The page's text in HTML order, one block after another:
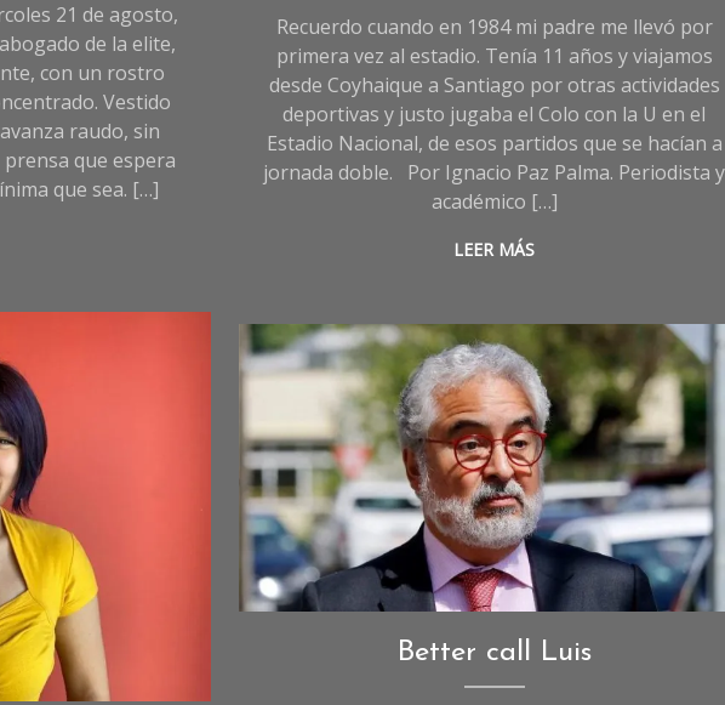
21 de agosto,
de la elite,
con un rostro
Vestido
raudo, sin
que espera
que sea. […]
Recuerdo cuando en 1984 mi padre me llevó por
primera vez al estadio. Tenía 11 años y viajamos
desde Coyhaique a Santiago por otras actividades
deportivas y justo jugaba el Colo con la U en el
Estadio Nacional, de esos partidos que se hacían a
jornada doble. Por Ignacio Paz Palma. Periodista y
académico […]
LEER MÁS
Opinión
Better call Luis